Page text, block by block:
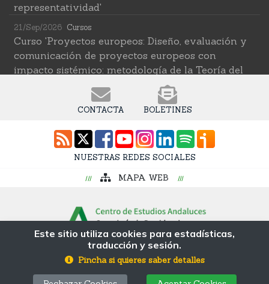
representatividad'
21/Sep/2026 Cursos
Curso 'Proyectos europeos: Diseño, evaluación y
comunicación de proyectos europeos con
impacto sistémico: metodología de la Teoría del
Cambio transformativa'
Cursos
ciencias sociales' (2ª edición)
Cursos
intelingente de datos'
Curso 'Una introducción a los métodos digitales y
las ciencias sociales computacionales'
CONTACTA BOLETINES
NUESTRAS REDES SOCIALES
MAPA WEB
© Fundación Pública Andaluza Centro de
Estudios Andaluces MP
Avda. Blas Infante s/n, Coria del Río, 41100. Sevilla
Este sitio utiliza cookies para estadísticas,
traducción y sesión.
Pincha si quieres saber detalles